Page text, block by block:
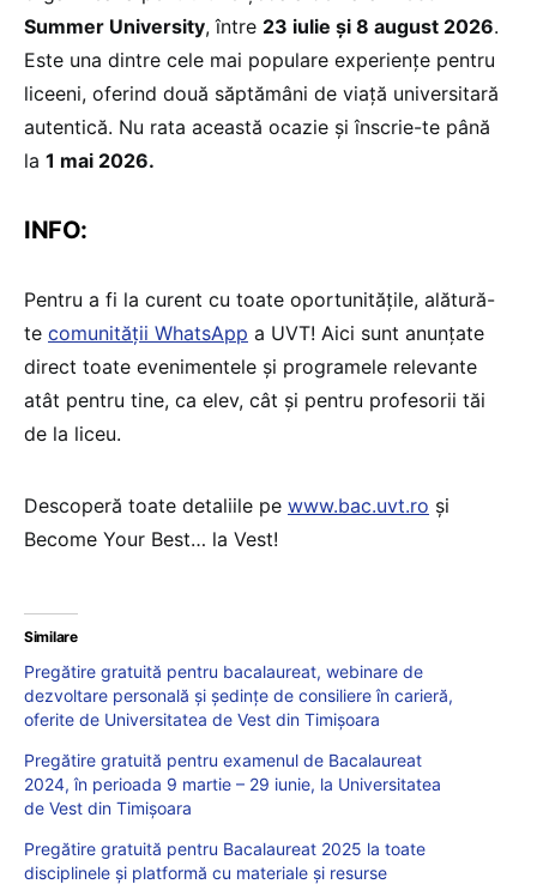
Summer University, între 23 iulie și 8 august 2026.
Este una dintre cele mai populare experiențe pentru
liceeni, oferind două săptămâni de viață universitară
autentică. Nu rata această ocazie și înscrie-te până
la 1 mai 2026.
INFO:
Pentru a fi la curent cu toate oportunitățile, alătură-
te comunității WhatsApp a UVT! Aici sunt anunțate
direct toate evenimentele și programele relevante
atât pentru tine, ca elev, cât și pentru profesorii tăi
de la liceu.
Descoperă toate detaliile pe www.bac.uvt.ro și
Become Your Best… la Vest!
Similare
Pregătire gratuită pentru bacalaureat, webinare de
dezvoltare personală și ședințe de consiliere în carieră,
oferite de Universitatea de Vest din Timișoara
Pregătire gratuită pentru examenul de Bacalaureat
2024, în perioada 9 martie – 29 iunie, la Universitatea
de Vest din Timişoara
Pregătire gratuită pentru Bacalaureat 2025 la toate
disciplinele și platformă cu materiale și resurse